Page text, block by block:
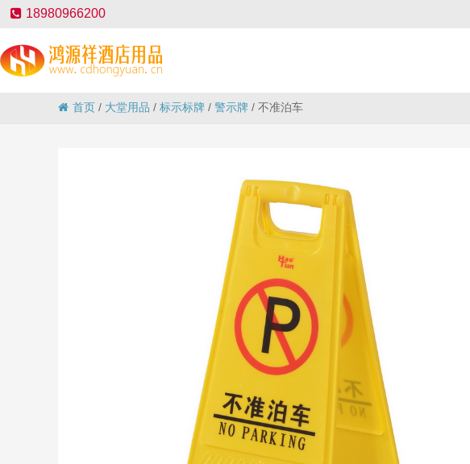
18980966200
首页 / 大堂用品 / 标示标牌 / 警示牌 / 不准泊车